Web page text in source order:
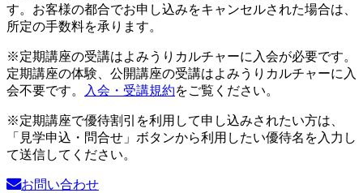
す。お客様の都合でお申し込みをキャンセルされた場合は、
所定の手数料を承ります。
※定期講座の受講はよみうりカルチャーに入会が必要です。
定期講座の体験、公開講座の受講はよみうりカルチャーに入
会不要です。
入会・受講規約をご覧ください。
※定期講座で優待割引を利用して申し込みされたい方は、
「見学申込・問合せ」ボタンから利用したい優待名を入力し
て送信してください。
お問い合わせ